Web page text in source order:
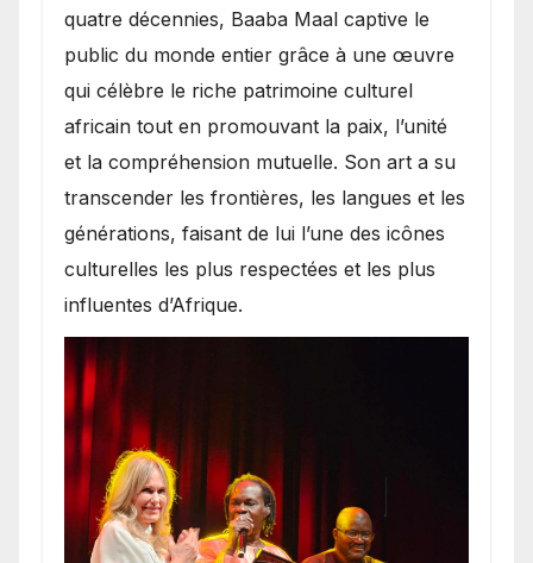
quatre décennies, Baaba Maal captive le
public du monde entier grâce à une œuvre
qui célèbre le riche patrimoine culturel
africain tout en promouvant la paix, l’unité
et la compréhension mutuelle. Son art a su
transcender les frontières, les langues et les
générations, faisant de lui l’une des icônes
culturelles les plus respectées et les plus
influentes d’Afrique.